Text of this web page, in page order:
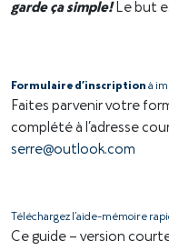
garde ça simple! Le but
Formulaire d’inscription à
Faites parvenir votre
complété à l’adresse
serre@outlook.com
Téléchargez l’aide-mémoire
Ce guide – version